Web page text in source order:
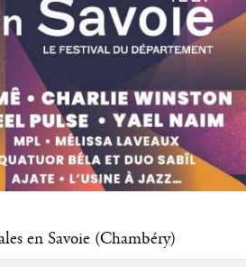
en Savoie (Chambéry)